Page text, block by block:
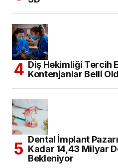
Diş Hekimliği Tercih
Kontenjanlar Belli
Dental İmplant
Kadar 14,43 Milyar
Bekleniyor